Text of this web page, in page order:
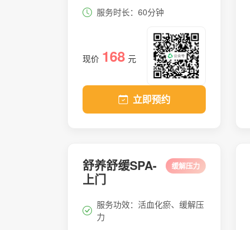
服务时长：60分钟
现价 168 元
立即预约
舒养舒缓SPA-
上门
缓解压力
服务功效：活血化瘀、缓解压
力